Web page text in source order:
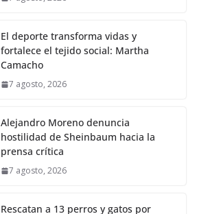
El deporte transforma vidas y
fortalece el tejido social: Martha
Camacho
7 agosto, 2026
Alejandro Moreno denuncia
hostilidad de Sheinbaum hacia la
prensa crítica
7 agosto, 2026
Rescatan a 13 perros y gatos por